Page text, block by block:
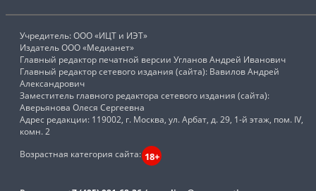
Учредитель: ООО «ИЦТ и ИЭТ»
Издатель ООО «Медианет»
Главный редактор печатной версии Угланов Андрей Иванович
Главный редактор сетевого издания (сайта): Вавилов Андрей
Александрович
Заместитель главного редактора сетевого издания (сайта):
Аверьянова Олеся Сергеевна
Адрес редакции: 119002, г. Москва, ул. Арбат, д. 29, 1-й этаж, пом. IV,
комн. 2
Возрастная категория сайта: 18+